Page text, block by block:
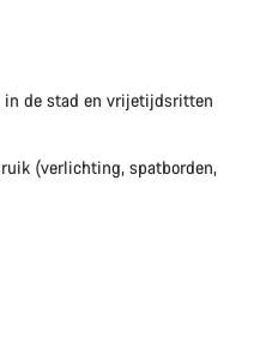
in de stad en vrijetijdsritten
(verlichting, spatborden,